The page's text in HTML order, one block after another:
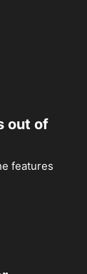
out of
features